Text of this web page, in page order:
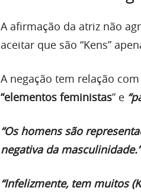
A afirmação da atriz não
aceitar que são “Kens”
A negação tem relação
“elementos feministas” e
“Os homens são
negativa da masculinidade.”
“Infelizmente, tem muitos